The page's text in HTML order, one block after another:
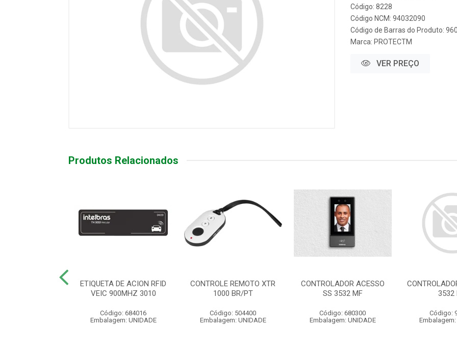
Código: 8228
Código NCM: 94032090
Código de Barras do Produto:
Marca: PROTECTM
VER PREÇO
Produtos Relacionados
ETIQUETA DE ACION RFID
VEIC 900MHZ 3010
Código: 684016
Embalagem: UNIDADE
CONTROLE REMOTO XTR
1000 BR/PT
Código: 504400
Embalagem: UNIDADE
CONTROLADOR ACESSO
SS 3532 MF
Código: 680300
Embalagem: UNIDADE
3532
Código:
Embalagem: